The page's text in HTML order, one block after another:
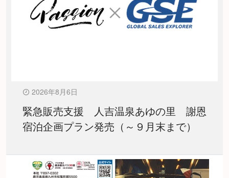
2026年8月6日
緊急販売支援 人吉温泉あゆの里 謝恩
宿泊企画プラン発売（～９月末まで）